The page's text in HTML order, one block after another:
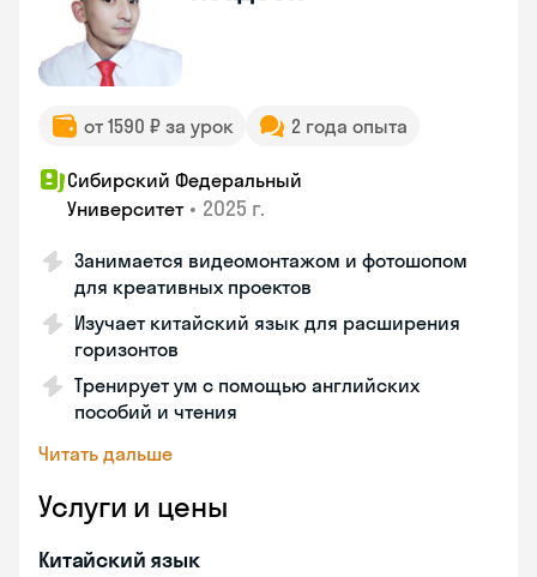
от 1590 ₽ за урок 2 года опыта
Сибирский Федеральный
Университет • 2025 г.
Занимается видеомонтажом и фотошопом
для креативных проектов
Изучает китайский язык для расширения
горизонтов
Тренирует ум с помощью английских
пособий и чтения
Читать дальше
Услуги и цены
Китайский язык